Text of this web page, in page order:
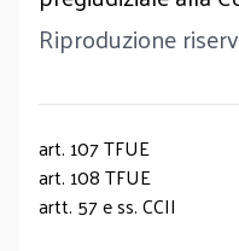
Riproduzione
art. 107 TFUE
art. 108 TFUE
artt. 57 e ss. CCII